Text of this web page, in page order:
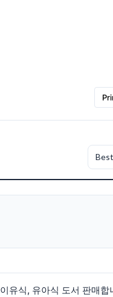
이유식, 유아식 도서 판매합